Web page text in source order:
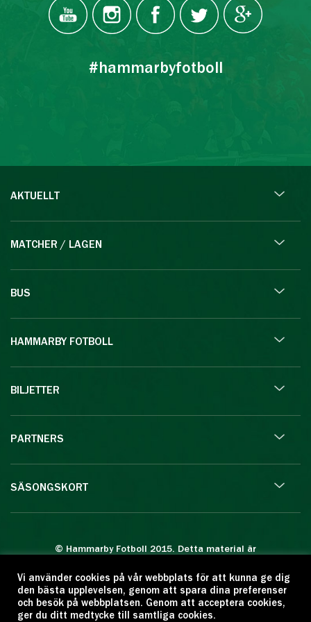
#hammarbyfotboll
AKTUELLT
MATCHER / LAGEN
BUS
HAMMARBY FOTBOLL
BILJETTER
PARTNERS
SÄSONGSKORT
© Hammarby Fotboll 2015. Detta material är
Eftertryck eller annan kopiering är förbjuden.
Citera oss gärna men ange källan:
www.hammarbyfotboll.se. Ansvarig utgivare:
Vi använder cookies på vår webbplats för att kunna ge dig
den bästa upplevelsen, genom att spara dina preferenser
och besök på webbplatsen. Genom att acceptera cookies,
ger du ditt medtycke till samtliga cookies.